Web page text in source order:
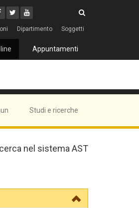
Facebook
Twitter
Youtube
Dipartimento Soggetti
Appuntamenti
Studi e ricerche
nel sistema AST